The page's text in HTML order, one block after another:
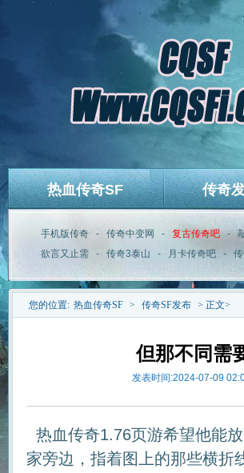
热血传奇SF 传奇
手机版传奇 - 传奇中变网 - 复古传奇吧 -
欲言又止需
- 传奇3泰山 - 月卡传奇吧 -
您的位置: 热血传奇SF > 传奇SF发布 > 正文>
但那不同需
发表时间:2024-07-09
热血传奇1.76页游希望他能
家旁边，指着图上的那些横折